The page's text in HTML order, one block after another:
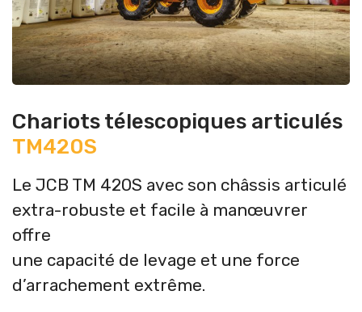
Chariots télescopiques articulés
TM420S
Le JCB TM 420S avec son châssis articulé
extra-robuste et facile à manœuvrer
offre
une capacité de levage et une force
d’arrachement extrême.